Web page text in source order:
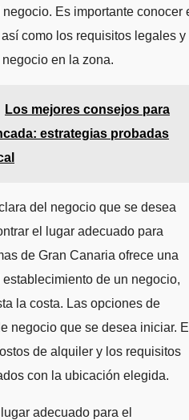
Es importante conocer
como los requisitos legales y
en la zona.
Los mejores consejos para
estrategias probadas
del negocio que se desea
el lugar adecuado para
de Gran Canaria ofrece una
de un negocio,
la costa. Las opciones de
negocio que se desea iniciar.
de alquiler y los requisitos
con la ubicación elegida.
adecuado para el